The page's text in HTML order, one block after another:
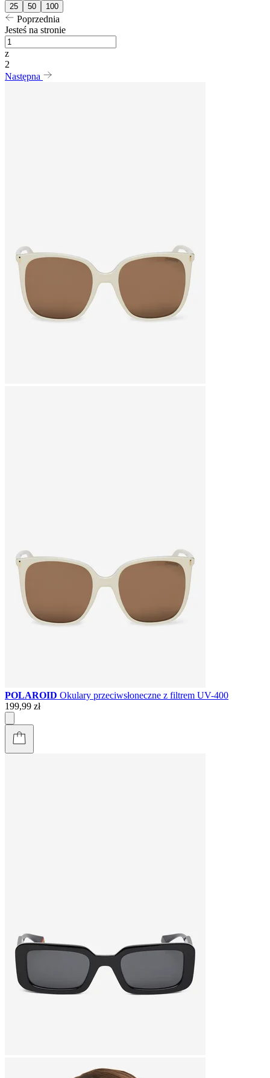
25 50 100
Poprzednia
Jesteś na stronie
z
2
Następna
POLAROID Okulary przeciwsłoneczne z filtrem UV-400
199,99 zł